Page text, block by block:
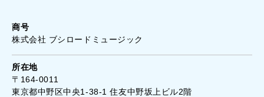
商号
株式会社 ブシロードミュージック
所在地
〒164-0011
東京都中野区中央1-38-1 住友中野坂上ビル2階